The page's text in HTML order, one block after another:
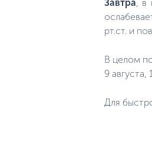
Завтра ,
рт.ст. и
В целом
9 августа,
Для